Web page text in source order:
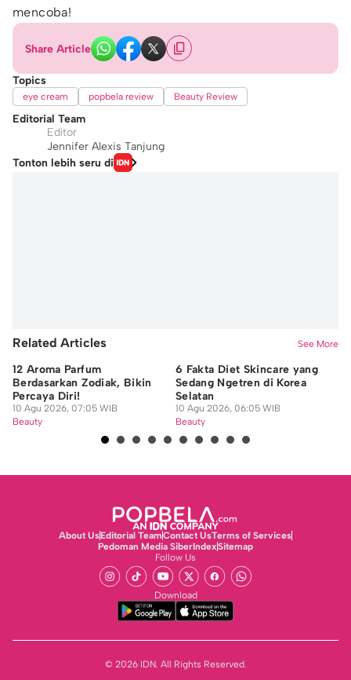
mencoba!
Share Article
Topics
eye cream popbela review Beauty Review
Editorial Team
Editor
Jennifer Alexis Tanjung
Tonton lebih seru di
Related Articles See More
12 Aroma Parfum
Berdasarkan Zodiak, Bikin
Percaya Diri!
10 Agu 2026, 07:05 WIB
Beauty
6 Fakta Diet Skincare yang
Sedang Ngetren di Korea
Selatan
10 Agu 2026, 06:05 WIB
Beauty
About UsEditorial TeamContact UsTerms of Services
Pedoman Media SiberIndexSitemap
Follow Us
Download
© 2026 IDN. All Rights Reserved.